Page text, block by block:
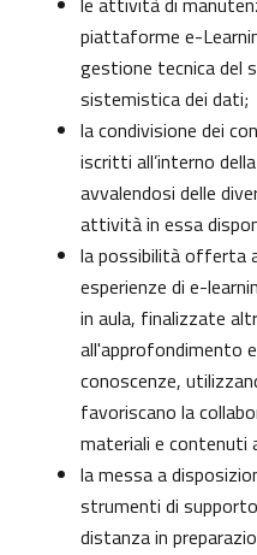
piattaforme e-
gestione tecnica del
sistemistica dei dati;
la condivisione dei
iscritti all’interno
avvalendosi delle
attività in essa
la possibilità offerta
esperienze di e-
in aula, finalizzate
all'approfondimento
conoscenze,
favoriscano la
materiali e contenuti
la messa a
strumenti di
distanza in